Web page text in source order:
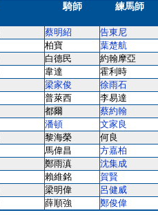
騎師 練馬師
蔡明紹 告東尼
柏寶 葉楚航
白德民 約翰摩亞
韋達 霍利時
梁家俊 徐雨石
普萊西 李易達
都爾 蔡約翰
潘頓 文家良
黎海榮 何良
馬偉昌 方嘉柏
鄭雨滇 沈集成
賴維銘 賀賢
梁明偉 呂健威
薛順強
鄭俊偉